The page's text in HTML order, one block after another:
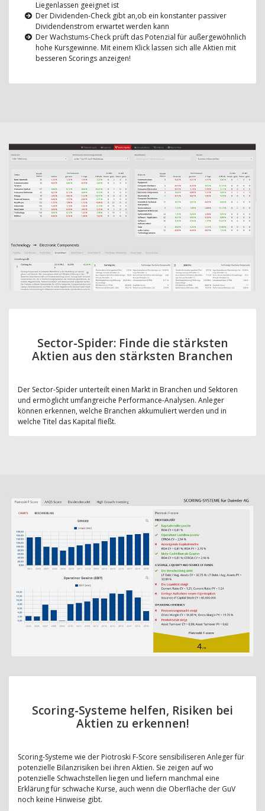
Liegenlassen geeignet ist
Der Dividenden-Check gibt an,ob ein konstanter passiver
Dividendenstrom erwartet werden kann
Der Wachstums-Check prüft das Potenzial für außergewöhnlich
hohe Kursgewinne. Mit einem Klick lassen sich alle Aktien mit
besseren Scorings anzeigen!
Sector-Spider: Finde die stärksten
Aktien aus den stärksten Branchen
Der Sector-Spider unterteilt einen Markt in Branchen und Sektoren
und ermöglicht umfangreiche Performance-Analysen. Anleger
können erkennen, welche Branchen akkumuliert werden und in
welche Titel das Kapital fließt.
Scoring-Systeme helfen, Risiken bei
Aktien zu erkennen!
Scoring-Systeme wie der Piotroski F-Score sensibiliseren Anleger für
potenzielle Bilanzrisiken bei ihren Aktien. Sie zeigen auf wo
potenzielle Schwachstellen liegen und liefern manchmal eine
Erklärung für schwache Kurse, auch wenn die Oberfläche der GuV
noch keine Hinweise gibt.